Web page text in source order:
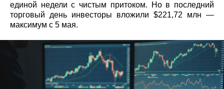
единой недели с чистым притоком. Но в последний
торговый день инвесторы вложили $221,72 млн —
максимум с 5 мая.